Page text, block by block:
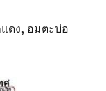
ดง, อมตะบ่อ